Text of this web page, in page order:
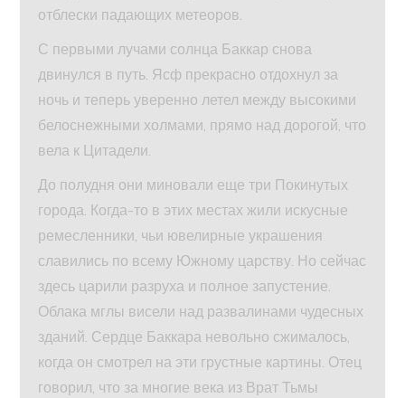
отблески падающих метеоров.
С первыми лучами солнца Баккар снова
двинулся в путь. Ясф прекрасно отдохнул за
ночь и теперь уверенно летел между высокими
белоснежными холмами, прямо над дорогой, что
вела к Цитадели.
До полудня они миновали еще три Покинутых
города. Когда-то в этих местах жили искусные
ремесленники, чьи ювелирные украшения
славились по всему Южному царству. Но сейчас
здесь царили разруха и полное запустение.
Облака мглы висели над развалинами чудесных
зданий. Сердце Баккара невольно сжималось,
когда он смотрел на эти грустные картины. Отец
говорил, что за многие века из Врат Тьмы